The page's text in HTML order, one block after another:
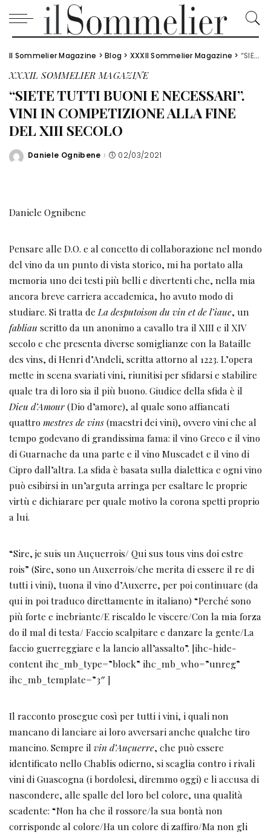
Il Sommelier Magazine >Blog > XXXIl Sommelier Magazine > “SIETE TUTTI BUONI E NECESSARI”. VINI IN COMPETIZIONE ALLA FINE DEL XIII SECOLO
XXXIL SOMMELIER MAGAZINE
“SIETE TUTTI BUONI E NECESSARI”.
VINI IN COMPETIZIONE ALLA FINE
DEL XIII SECOLO
Posted
Daniele Ognibene 02/03/2021
Daniele Ognibene
Pensare alle D.O. e al concetto di collaborazione nel mondo
del vino da un punto di vista storico, mi ha portato alla
memoria uno dei testi più belli e divertenti che, nella mia
ancora breve carriera accademica, ho avuto modo di
studiare. Si tratta deLadesputoison du vin et de l’iaue, un
fabliau scritto da un anonimo a cavallo tra il XIII e il XIV
secolo e che presenta diverse somiglianze con la Bataille
des vins, di Henri d’Andeli, scritta attorno al 1223. L’opera
mette in scena svariati vini, riunitisi per sfidarsi e stabilire
quale tra di loro sia il più buono. Giudice della sfida è il
Dieu d’Amour(Dio d’amore), al quale sono affiancati
quattromestres de vins(maestri dei vini), ovvero vini che al
tempo godevano di grandissima fama: il vino Greco e il vino
di Guarnache da una parte e il vino Muscadet e il vino di
Cipro dall’altra. La sfida è basata sulla dialettica e ogni vino
può esibirsi in un’arguta arringa per esaltare le proprie
virtù e dichiarare per quale motivo la corona spetti proprio
a lui.
“Sire, je suis un Auçuerrois/ Qui sus tous vins doi estre
rois” (Sire, sono un Auxerrois/che merita di essere il re di
tutti i vini), tuona il vino d’Auxerre, per poi continuare (da
qui in poi traduco direttamente in italiano) “Perché sono
più forte e inebriante/E riscaldo le viscere/Con la mia forza
do il mal di testa/ Faccio scalpitare e danzare la gente/La
faccio guerreggiare e la lancio all’assalto”. [ihc-hide-
content ihc_mb_type=”block” ihc_mb_who=”unreg”
ihc_mb_template=”3″ ]
Il racconto prosegue così per tutti i vini, i quali non
mancano di lanciare ai loro avversari anche qualche tiro
mancino. Sempre il vin d’Auçuerre, che può essere
identificato nello Chablis odierno, si scaglia contro i rivali
vini di Guascogna (i bordolesi, diremmo oggi) e li accusa di
nascondere, alle spalle del loro bel colore, una qualità
scadente: “Non ha che il rossore/la sua bontà non
corrisponde al colore/Ha un colore di zaffiro/Ma non gli